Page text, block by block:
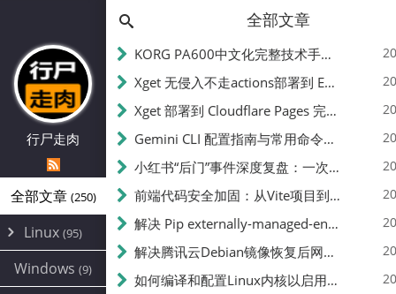
行尸走肉
全部文章 (250)
Linux (95)
Alpine
CentOS(17)
Windows (9)
全部文章
KORG PA600中文化完整技术手册 - 从逆向到实现的全流程指南
Xget 无侵入不走actions部署到 EdgeOne Pages 指南
Xget 部署到 Cloudflare Pages 完整指南 - 无需修改源码的构建配置
Gemini CLI 配置指南与常用命令中文翻译 | API Key、MCP、代理设置
小红书“后门”事件深度复盘：一次沉默危机下的品牌、技术与流程三重考验
前端代码安全加固：从Vite项目到纯静态页面的深度混淆技术备忘
解决 Pip externally-managed-environment 错误：临时与永久绕过方案
解决腾讯云Debian镜像恢复后网络不通问题
如何编译和配置Linux内核以启用BBR2 | 内核编译教程